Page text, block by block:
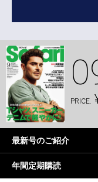
PRICE.
最新号のご紹介
年間定期購読